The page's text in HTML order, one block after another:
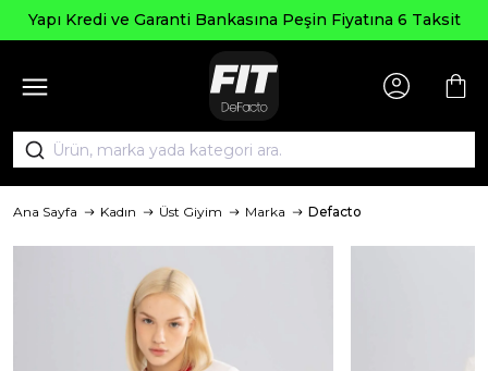
Yapı Kredi ve Garanti Bankasına Peşin Fiyatına 6 Taksit
Ana Sayfa Kadın Üst Giyim Marka Defacto